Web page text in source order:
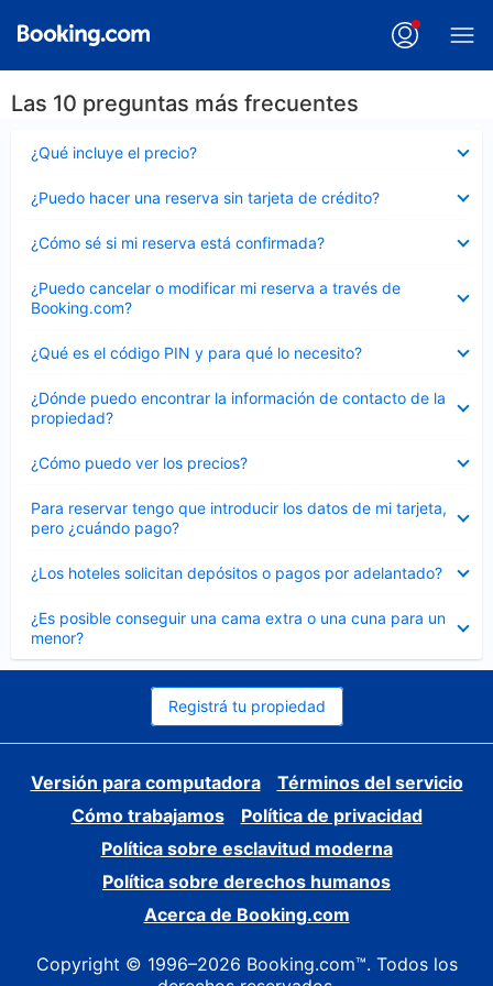
Las 10 preguntas más frecuentes
¿Qué incluye el precio?
cerrado
¿Puedo hacer una reserva sin tarjeta de crédito?
cerrado
¿Cómo sé si mi reserva está confirmada?
cerrado
¿Puedo cancelar o modificar mi reserva a través de
Booking.com?
cerrado
¿Qué es el código PIN y para qué lo necesito?
cerrado
¿Dónde puedo encontrar la información de contacto de la
propiedad?
cerrado
¿Cómo puedo ver los precios?
cerrado
Para reservar tengo que introducir los datos de mi tarjeta,
pero ¿cuándo pago?
cerrado
¿Los hoteles solicitan depósitos o pagos por adelantado?
cerrado
¿Es posible conseguir una cama extra o una cuna para un
menor?
cerrado
Registrá tu propiedad
Versión para computadora
Términos del servicio
Cómo trabajamos
Política de privacidad
Política sobre esclavitud moderna
Política sobre derechos humanos
Acerca de Booking.com
Copyright © 1996–2026 Booking.com™. Todos los